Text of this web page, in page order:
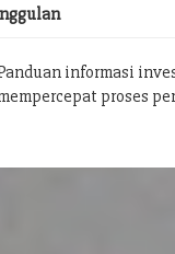
informasi
proses